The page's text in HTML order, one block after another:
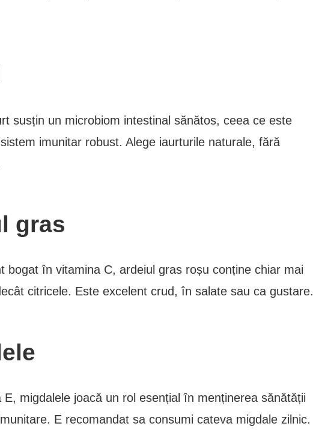
susțin un microbiom intestinal sănătos, ceea ce este
imunitar robust. Alege iaurturile naturale, fără
gras
bogat în vitamina C, ardeiul gras roșu conține chiar mai
citricele. Este excelent crud, în salate sau ca gustare.
migdalele joacă un rol esențial în menținerea sănătății
E recomandat sa consumi cateva migdale zilnic.